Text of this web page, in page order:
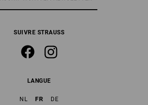
SUIVRE STRAUSS
LANGUE
NL FR DE